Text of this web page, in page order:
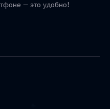
— это удобно!